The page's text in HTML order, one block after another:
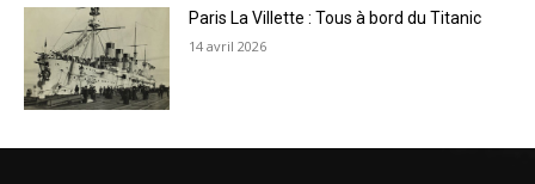
Paris La Villette : Tous à bord du Titanic
14 avril 2026